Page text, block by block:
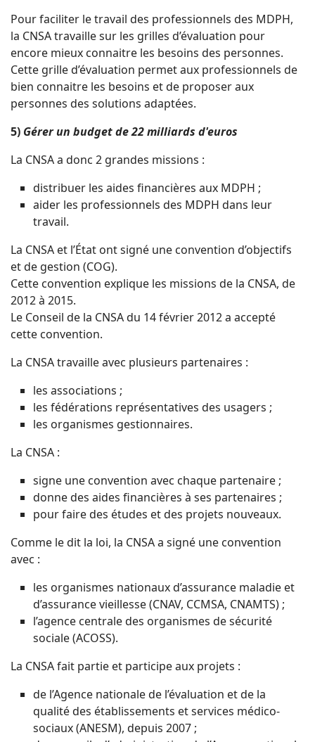
Pour faciliter le travail des professionnels des MDPH,
la CNSA travaille sur les grilles d’évaluation pour
encore mieux connaitre les besoins des personnes.
Cette grille d’évaluation permet aux professionnels de
bien connaitre les besoins et de proposer aux
personnes des solutions adaptées.
5) Gérer un budget de 22 milliards d'euros
La CNSA a donc 2 grandes missions :
distribuer les aides financières aux MDPH ;
aider les professionnels des MDPH dans leur
travail.
La CNSA et l’État ont signé une convention d’objectifs
et de gestion (COG).
Cette convention explique les missions de la CNSA, de
2012 à 2015.
Le Conseil de la CNSA du 14 février 2012 a accepté
cette convention.
La CNSA travaille avec plusieurs partenaires :
les associations ;
les fédérations représentatives des usagers ;
les organismes gestionnaires.
La CNSA :
signe une convention avec chaque partenaire ;
donne des aides financières à ses partenaires ;
pour faire des études et des projets nouveaux.
Comme le dit la loi, la CNSA a signé une convention
avec :
les organismes nationaux d’assurance maladie et
d’assurance vieillesse (CNAV, CCMSA, CNAMTS) ;
l’agence centrale des organismes de sécurité
sociale (ACOSS).
La CNSA fait partie et participe aux projets :
de l’Agence nationale de l’évaluation et de la
qualité des établissements et services médico-
sociaux (ANESM), depuis 2007 ;